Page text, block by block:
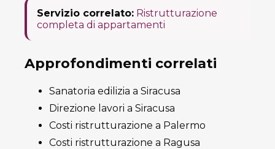
Servizio correlato: Ristrutturazione
completa di appartamenti
Approfondimenti correlati
Sanatoria edilizia a Siracusa
Direzione lavori a Siracusa
Costi ristrutturazione a Palermo
Costi ristrutturazione a Ragusa